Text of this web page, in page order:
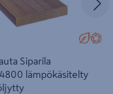
Siparila
lämpökäsitelty